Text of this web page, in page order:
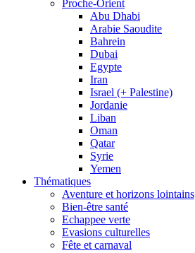
Proche-Orient
Abu Dhabi
Arabie Saoudite
Bahrein
Dubai
Egypte
Iran
Israel (+ Palestine)
Jordanie
Liban
Oman
Qatar
Syrie
Yemen
Thématiques
Aventure et horizons lointains
Bien-être santé
Echappee verte
Evasions culturelles
Fête et carnaval